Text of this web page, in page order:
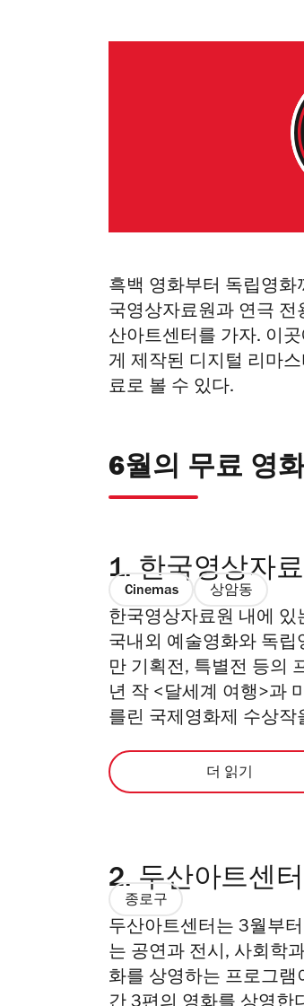
흑백 영화부터 독립영
국영상자료원과 연극
산아트센터를 가자. 이
게 제작된 디지털 리마
료로 볼 수 있다.
6월의 무료 영
1. 한국영상자
Cinemas 상암동
한국영상자료원 내에 있
국내외 예술영화와 독립
만 기획전, 특별전 등의
년 작 <달세계 여행>과
를린 국제영화제 수상작
더 읽기
2. 두산아트센
종로구
두산아트센터는 3월부
는 공연과 전시, 사회학
화를 상영하는 프로그램